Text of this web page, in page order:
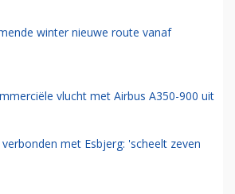
winter nieuwe route vanaf
vlucht met Airbus A350-900 uit
met Esbjerg: 'scheelt zeven